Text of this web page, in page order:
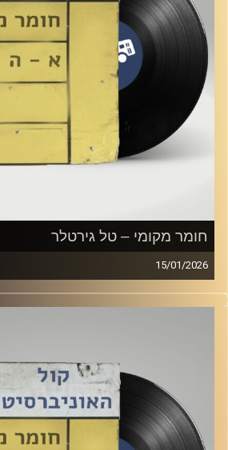
חומר מקומי – טל גירטלר
15/01/2026
שעה של מוזיקה ישראלית עם טל גירטלר